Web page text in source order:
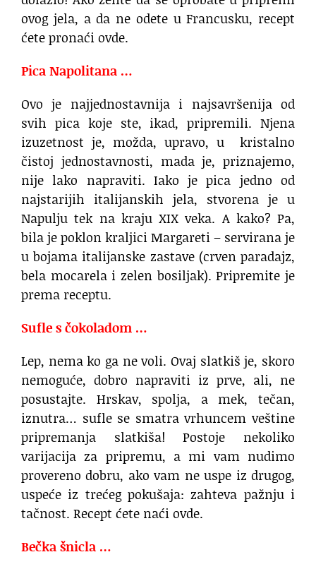
ovog jela, a da ne odete u Francusku, recept
ćete pronaći ovde.
Pica Napolitana …
Ovo je najjednostavnija i najsavršenija od
svih pica koje ste, ikad, pripremili. Njena
izuzetnost je, možda, upravo, u kristalno
čistoj jednostavnosti, mada je, priznajemo,
nije lako napraviti. Iako je pica jedno od
najstarijih italijanskih jela, stvorena je u
Napulju tek na kraju XIX veka. A kako? Pa,
bila je poklon kraljici Margareti – servirana je
u bojama italijanske zastave (crven paradajz,
bela mocarela i zelen bosiljak). Pripremite je
prema receptu.
Sufle s čokoladom …
Lep, nema ko ga ne voli. Ovaj slatkiš je, skoro
nemoguće, dobro napraviti iz prve, ali, ne
posustajte. Hrskav, spolja, a mek, tečan,
iznutra… sufle se smatra vrhuncem veštine
pripremanja slatkiša! Postoje nekoliko
varijacija za pripremu, a mi vam nudimo
provereno dobru, ako vam ne uspe iz drugog,
uspeće iz trećeg pokušaja: zahteva pažnju i
tačnost. Recept ćete naći ovde.
Bečka šnicla …